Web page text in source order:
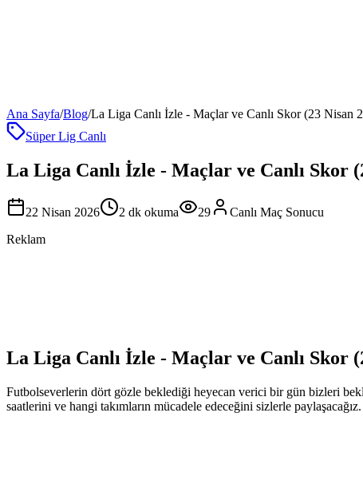
Ana Sayfa/Blog/La Liga Canlı İzle - Maçlar ve Canlı Skor (23 Nisan
Süper Lig Canlı
La Liga Canlı İzle - Maçlar ve Canlı Skor
22 Nisan 2026 2 dk okuma 29
Canlı Maç Sonucu
Reklam
La Liga Canlı İzle - Maçlar ve Canlı Skor
Futbolseverlerin dört gözle beklediği heyecan verici bir gün bizleri
saatlerini ve hangi takımların mücadele edeceğini sizlerle paylaşacağız.